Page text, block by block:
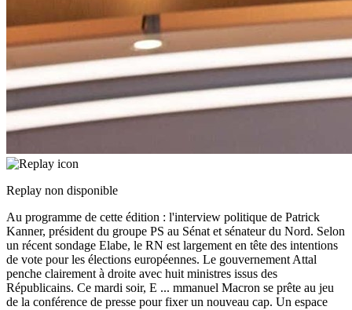
Replay non disponible
Au programme de cette édition : l'interview politique de Patrick
Kanner, président du groupe PS au Sénat et sénateur du Nord. Selon
un récent sondage Elabe, le RN est largement en tête des intentions
de vote pour les élections européennes. Le gouvernement Attal
penche clairement à droite avec huit ministres issus des
Républicains. Ce mardi soir, E ... mmanuel Macron se prête au jeu
de la conférence de presse pour fixer un nouveau cap. Un espace